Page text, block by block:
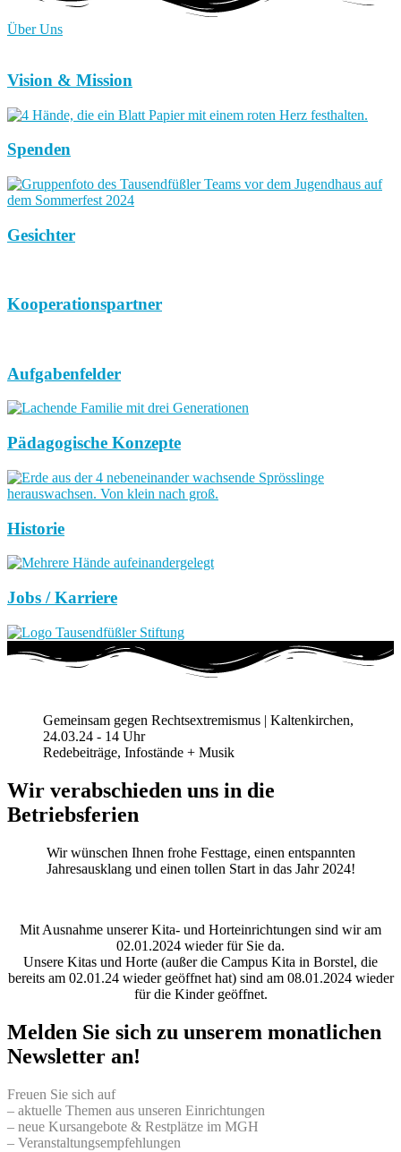
Über Uns
Vision & Mission
Spenden
Gesichter
Kooperationspartner
Aufgabenfelder
Pädagogische Konzepte
Historie
Jobs / Karriere
Gemeinsam gegen Rechtsextremismus | Kaltenkirchen,
24.03.24 - 14 Uhr
Redebeiträge, Infostände + Musik
Wir verabschieden uns in die
Betriebsferien
Wir wünschen Ihnen frohe Festtage, einen entspannten
Jahresausklang und einen tollen Start in das Jahr 2024!
Mit Ausnahme unserer Kita- und Horteinrichtungen sind wir am
02.01.2024 wieder für Sie da.
Unsere Kitas und Horte (außer die Campus Kita in Borstel, die
bereits am 02.01.24 wieder geöffnet hat) sind am 08.01.2024 wieder
für die Kinder geöffnet.
Melden Sie sich zu unserem monatlichen
Newsletter an!
Freuen Sie sich auf
– aktuelle Themen aus unseren Einrichtungen
– neue Kursangebote & Restplätze im MGH
– Veranstaltungsempfehlungen